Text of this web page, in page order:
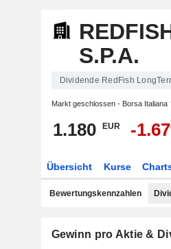
S.P.A.
Dividende RedFish
Markt geschlossen - Borsa Italiana
1.180 EUR -
Übersicht Kurse
Bewertungskennzahlen
Gewinn pro Aktie &